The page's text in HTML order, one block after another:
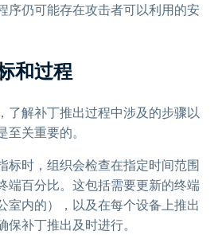
序仍可能存在攻击者可以利用的安
和过程
了解补丁推出过程中涉及的步骤以
关重要的。
标时，组织会检查在指定时间范围
端百分比。这包括需要更新的终端
室内的），以及在每个设备上推出
补丁推出及时进行。